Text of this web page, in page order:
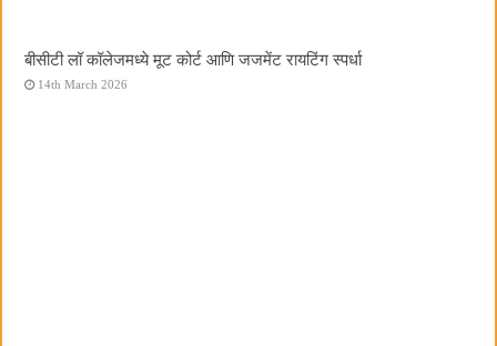
बीसीटी लॉ कॉलेजमध्ये मूट कोर्ट आणि जजमेंट रायटिंग स्पर्धा
14th March 2026